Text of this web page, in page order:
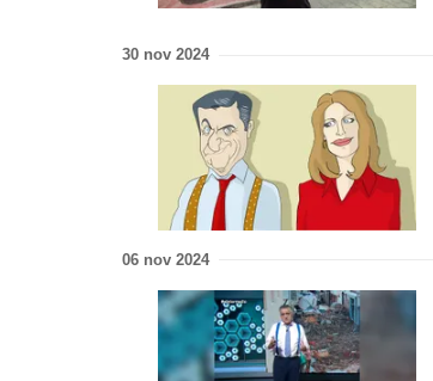
30 nov 2024
06 nov 2024